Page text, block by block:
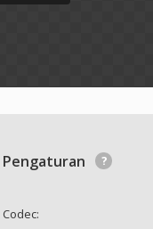
Pengaturan
Codec: